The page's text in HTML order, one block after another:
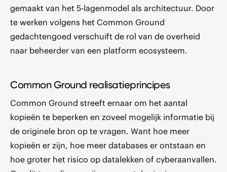
gemaakt van het 5-lagenmodel als architectuur. Door
te werken volgens het Common Ground
gedachtengoed verschuift de rol van de overheid
naar beheerder van een platform ecosysteem.
Common Ground realisatieprincipes
Common Ground streeft ernaar om het aantal
kopieën te beperken en zoveel mogelijk informatie bij
de originele bron op te vragen. Want hoe meer
kopieën er zijn, hoe meer databases er ontstaan en
hoe groter het risico op datalekken of cyberaanvallen.